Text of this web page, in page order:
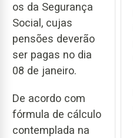
os da Segurança
Social, cujas
pensões deverão
ser pagas no dia
08 de janeiro.
De acordo com
fórmula de cálculo
contemplada na